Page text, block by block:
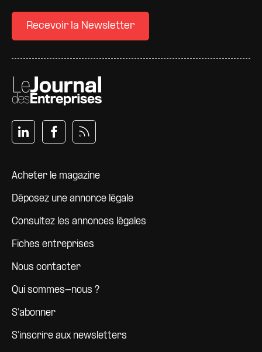
Recevoir la Newsletter
Pied de page
Acheter le magazine
Déposez une annonce légale
Consultez les annonces légales
Fiches entreprises
Nous contacter
Qui sommes-nous ?
S'abonner
S'inscrire aux newsletters